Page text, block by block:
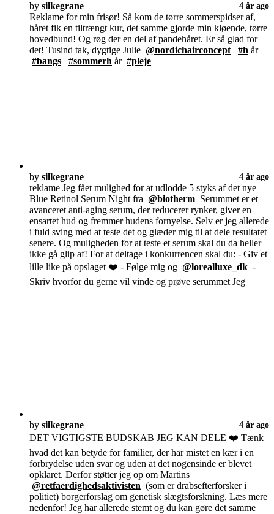
by silkegrane 4 år ago
Reklame for min frisør! Så kom de tørre sommerspidser af,
håret fik en tiltrængt kur, det samme gjorde min kløende, tørre
hovedbund! Og røg der en del af pandehåret. Er så glad for
det! Tusind tak, dygtige Julie @nordichairconcept #h år
#bangs
#sommerh år #pleje
by silkegrane 4 år ago
reklame Jeg fået mulighed for at udlodde 5 styks af det nye
Blue Retinol Serum Night fra @biotherm Serummet er et
avanceret anti-aging serum, der reducerer rynker, giver en
ensartet hud og fremmer hudens fornyelse. Selv er jeg allerede
i fuld sving med at teste det og glæder mig til at dele resultatet
senere. Og muligheden for at teste et serum skal du da heller
ikke gå glip af! For at deltage i konkurrencen skal du: - Giv et
lille like på opslaget ❤️ - Følge mig og @lorealluxe_dk -
Skriv hvorfor du gerne vil vinde og prøve serummet Jeg
by silkegrane 4 år ago
DET VIGTIGSTE BUDSKAB JEG KAN DELE ❤️ Tænk
hvad det kan betyde for familier, der har mistet en kær i en
forbrydelse uden svar og uden at det nogensinde er blevet
opklaret. Derfor støtter jeg op om Martins
@retfaerdighedsaktivisten (som er drabsefterforsker i
politiet) borgerforslag om genetisk slægtsforskning. Læs mere
nedenfor! Jeg har allerede stemt og du kan gøre det samme